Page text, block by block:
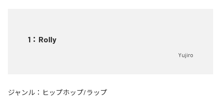
1 ： Rolly
Yujiro
ジャンル： ヒップホップ/ラップ